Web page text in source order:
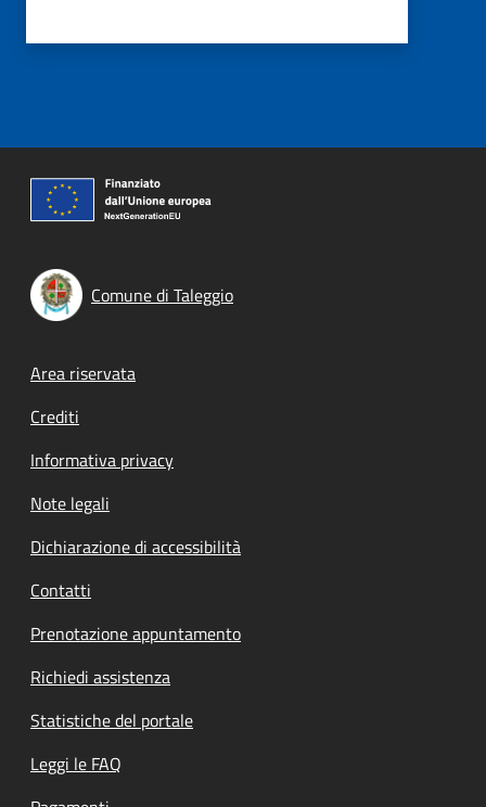
Comune di Taleggio
Footer menu
Area riservata
Crediti
Informativa privacy
Note legali
Dichiarazione di accessibilità
Contatti
Prenotazione appuntamento
Richiedi assistenza
Statistiche del portale
Leggi le FAQ